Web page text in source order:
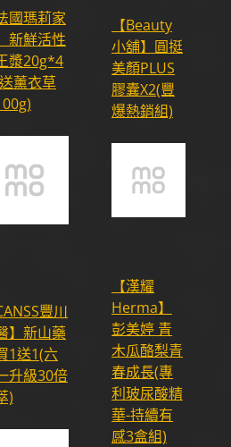
國瑪莉家
新鮮活性
漿20g*4
薰衣草
【Beauty
小舖】圓挺
美顏PLUS
膠囊X2(豐
爆熱銷組)
豐川
】新山藥
1送1(六
升級30倍
)
【漢耀
Herma】
彭美婷 青
木瓜酪梨青
春成長(專
利玻尿酸精
華-持續有
感3盒組)